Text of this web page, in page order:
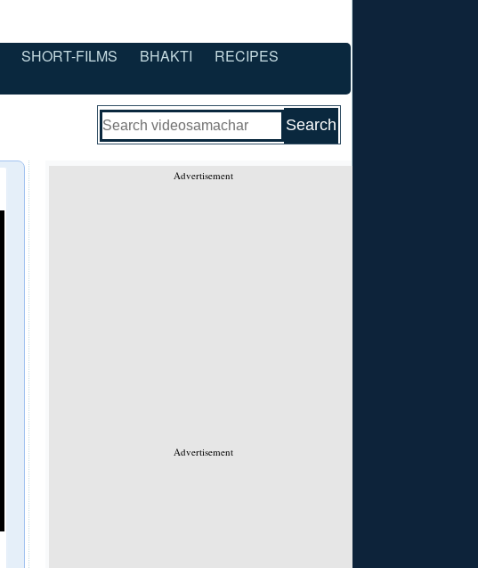
SHORT-FILMS BHAKTI
RECIPES
Advertisement
Advertisement